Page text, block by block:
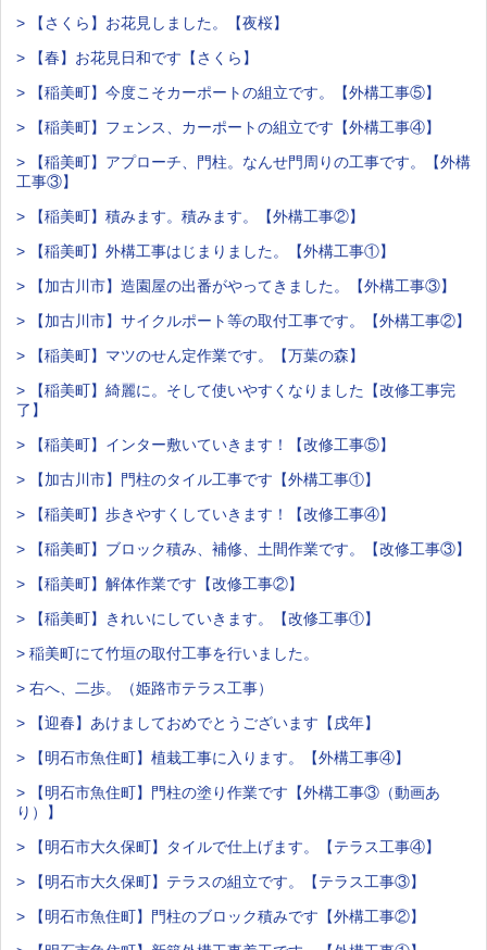
> 【さくら】お花見しました。【夜桜】
> 【春】お花見日和です【さくら】
> 【稲美町】今度こそカーポートの組立です。【外構工事⑤】
> 【稲美町】フェンス、カーポートの組立です【外構工事④】
> 【稲美町】アプローチ、門柱。なんせ門周りの工事です。【外構
工事③】
> 【稲美町】積みます。積みます。【外構工事②】
> 【稲美町】外構工事はじまりました。【外構工事①】
> 【加古川市】造園屋の出番がやってきました。【外構工事③】
> 【加古川市】サイクルポート等の取付工事です。【外構工事②】
> 【稲美町】マツのせん定作業です。【万葉の森】
> 【稲美町】綺麗に。そして使いやすくなりました【改修工事完
了】
> 【稲美町】インター敷いていきます！【改修工事⑤】
> 【加古川市】門柱のタイル工事です【外構工事①】
> 【稲美町】歩きやすくしていきます！【改修工事④】
> 【稲美町】ブロック積み、補修、土間作業です。【改修工事③】
> 【稲美町】解体作業です【改修工事②】
> 【稲美町】きれいにしていきます。【改修工事①】
> 稲美町にて竹垣の取付工事を行いました。
> 右へ、二歩。（姫路市テラス工事）
> 【迎春】あけましておめでとうございます【戌年】
> 【明石市魚住町】植栽工事に入ります。【外構工事④】
> 【明石市魚住町】門柱の塗り作業です【外構工事③（動画あ
り）】
> 【明石市大久保町】タイルで仕上げます。【テラス工事④】
> 【明石市大久保町】テラスの組立です。【テラス工事③】
> 【明石市魚住町】門柱のブロック積みです【外構工事②】